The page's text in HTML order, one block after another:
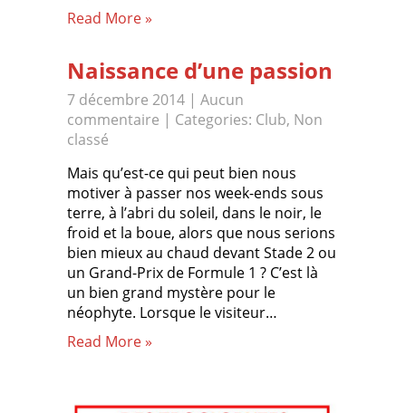
Read More »
Naissance d’une passion
7 décembre 2014 | Aucun
commentaire | Categories: Club, Non
classé
Mais qu’est-ce qui peut bien nous
motiver à passer nos week-ends sous
terre, à l’abri du soleil, dans le noir, le
froid et la boue, alors que nous serions
bien mieux au chaud devant Stade 2 ou
un Grand-Prix de Formule 1 ? C’est là
un bien grand mystère pour le
néophyte. Lorsque le visiteur…
Read More »